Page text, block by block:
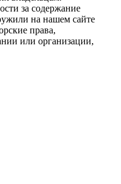
за содержание
на нашем сайте
права,
или организации,